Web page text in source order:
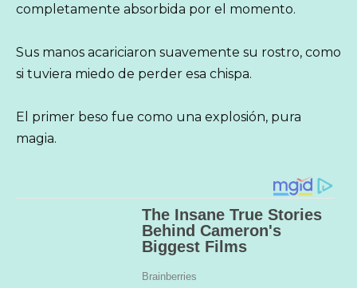
completamente absorbida por el momento.
Sus manos acariciaron suavemente su rostro, como
si tuviera miedo de perder esa chispa.
El primer beso fue como una explosión, pura
magia.